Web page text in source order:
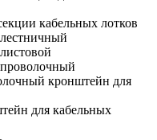
кабельных лотков
кронштейн для
для кабельных